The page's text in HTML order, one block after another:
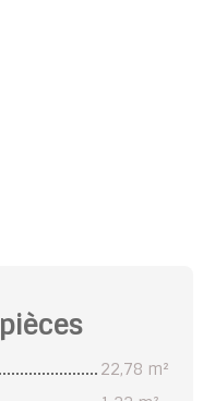
pièces
22,78 m²